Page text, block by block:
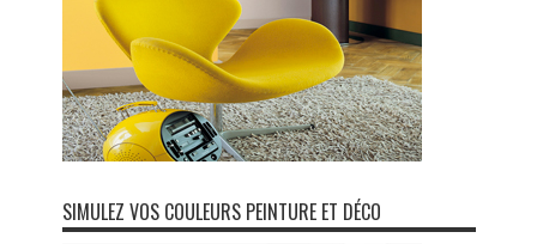
SIMULEZ VOS COULEURS PEINTURE ET DÉCO